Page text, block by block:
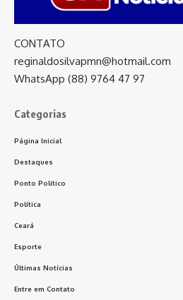
CONTATO
reginaldosilvapmn@hotmail.com
WhatsApp (88) 9764 47 97
Categorias
Página Inicial
Destaques
Ponto Político
Política
Ceará
Esporte
Últimas Notícias
Entre em Contato